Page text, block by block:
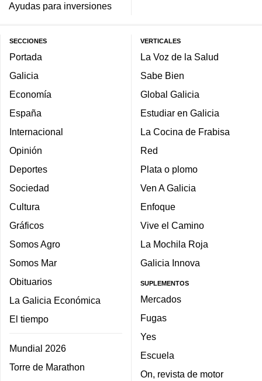
Ayudas para inversiones
SECCIONES
Portada
Galicia
Economía
España
Internacional
Opinión
Deportes
Sociedad
Cultura
Gráficos
Somos Agro
Somos Mar
Obituarios
La Galicia Económica
El tiempo
Mundial 2026
Torre de Marathon
VERTICALES
La Voz de la Salud
Sabe Bien
Global Galicia
Estudiar en Galicia
La Cocina de Frabisa
Red
Plata o plomo
Ven A Galicia
Enfoque
Vive el Camino
La Mochila Roja
Galicia Innova
SUPLEMENTOS
Mercados
Fugas
Yes
Escuela
On, revista de motor